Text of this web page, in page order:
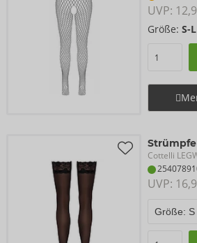
UVP:
Größe: S-L
Strümpfe
Cottelli
UVP: